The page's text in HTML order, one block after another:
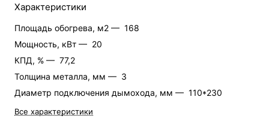
Характеристики
Площадь обогрева, м2 — 168
Мощность, кВт — 20
КПД, % — 77,2
Толщина металла, мм — 3
Диаметр подключения дымохода, мм — 110*230
Все характеристики